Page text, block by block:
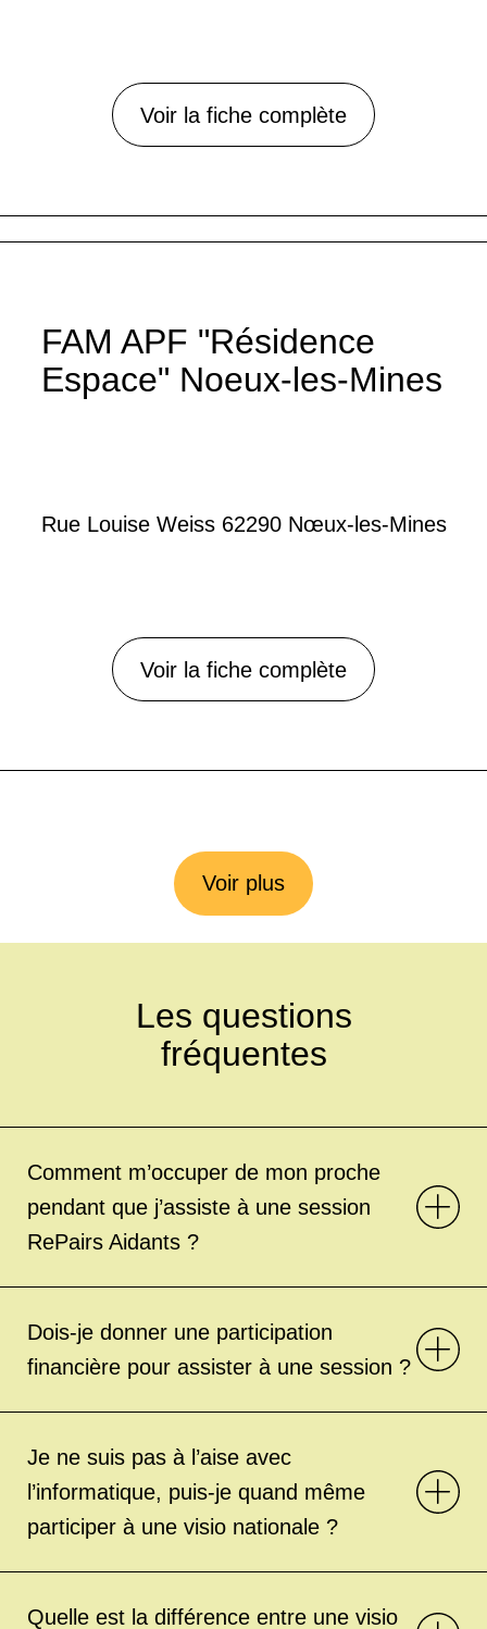
Voir la fiche complète
FAM APF "Résidence
Espace" Noeux-les-Mines
Rue Louise Weiss 62290 Nœux-les-Mines
Voir la fiche complète
Voir plus
Les questions
fréquentes
Comment m’occuper de mon proche
pendant que j’assiste à une session
RePairs Aidants ?
Dois-je donner une participation
financière pour assister à une session ?
Je ne suis pas à l’aise avec
l’informatique, puis-je quand même
participer à une visio nationale ?
Quelle est la différence entre une visio